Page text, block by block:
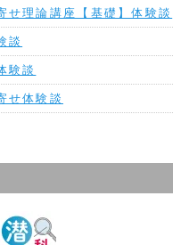
せ理論講座【基礎】体験談
談
験談
せ体験談